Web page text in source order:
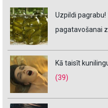
Uzpildi
pagatavošanai
Kā taisīt
(39)